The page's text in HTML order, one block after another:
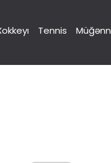
Tennis